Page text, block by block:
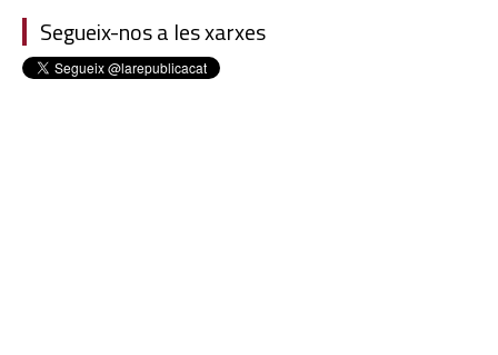
Segueix-nos a les xarxes